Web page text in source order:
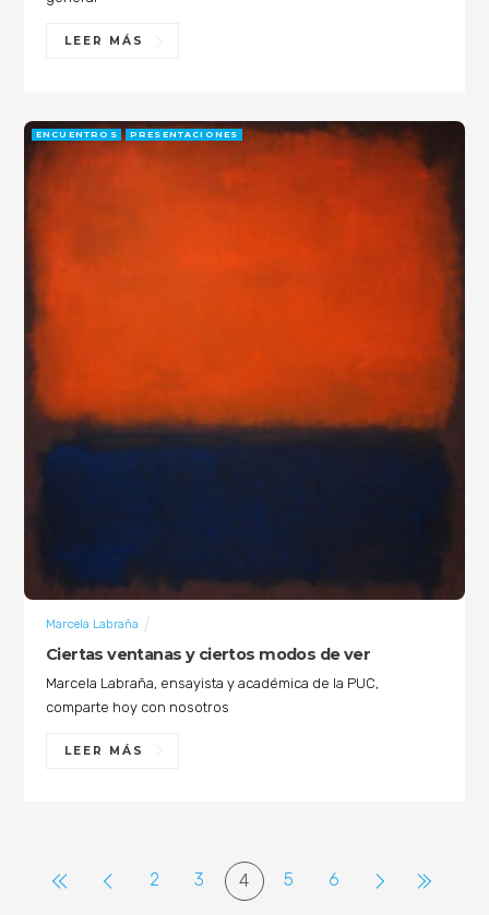
LEER MÁS
Ciertas ventanas y ciertos modos de ver
Marcela Labraña
ENCUENTROS PRESENTACIONES
Marcela Labraña, ensayista y académica de la PUC,
comparte hoy con nosotros
LEER MÁS
2 3 4 5 6